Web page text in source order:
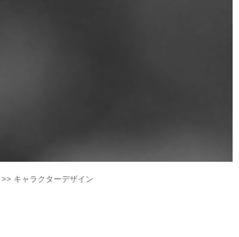
>> キャラクターデザイン